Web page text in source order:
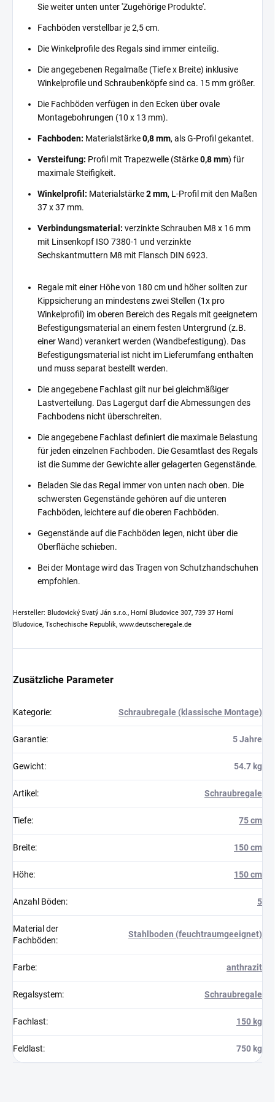
Sie weiter unten unter 'Zugehörige Produkte'.
Fachböden verstellbar je 2,5 cm.
Die Winkelprofile des Regals sind immer einteilig.
Die angegebenen Regalmaße (Tiefe x Breite) inklusive
Winkelprofile und Schraubenköpfe sind ca. 15 mm größer.
Die Fachböden verfügen in den Ecken über ovale
Montagebohrungen (10 x 13 mm).
Fachboden: Materialstärke0,8 mm, als G-Profil gekantet.
Versteifung: Profil mit Trapezwelle (Stärke0,8 mm) für
maximale Steifigkeit.
Winkelprofil: Materialstärke2 mm, L-Profil mit den Maßen
37 x 37 mm.
Verbindungsmaterial: verzinkte Schrauben M8 x 16 mm
mit Linsenkopf ISO 7380-1 und verzinkte
Sechskantmuttern M8 mit Flansch DIN 6923.
Regale mit einer Höhe von 180 cm und höher sollten zur
Kippsicherung an mindestens zwei Stellen (1x pro
Winkelprofil) im oberen Bereich des Regals mit geeignetem
Befestigungsmaterial an einem festen Untergrund (z.B.
einer Wand) verankert werden (Wandbefestigung). Das
Befestigungsmaterial ist nicht im Lieferumfang enthalten
und muss separat bestellt werden.
Die angegebene Fachlast gilt nur bei gleichmäßiger
Lastverteilung. Das Lagergut darf die Abmessungen des
Fachbodens nicht überschreiten.
Die angegebene Fachlast definiert die maximale Belastung
für jeden einzelnen Fachboden. Die Gesamtlast des Regals
ist die Summe der Gewichte aller gelagerten Gegenstände.
Beladen Sie das Regal immer von unten nach oben. Die
schwersten Gegenstände gehören auf die unteren
Fachböden, leichtere auf die oberen Fachböden.
Gegenstände auf die Fachböden legen, nicht über die
Oberfläche schieben.
Bei der Montage wird das Tragen von Schutzhandschuhen
empfohlen.
Hersteller: Bludovický Svatý Ján s.r.o., Horní Bludovice 307, 739 37 Horní
Bludovice, Tschechische Republik, www.deutscheregale.de
Zusätzliche Parameter
Kategorie: Schraubregale (klassische Montage)
Garantie: 5 Jahre
Gewicht: 54.7 kg
Artikel : Schraubregale
Tiefe: 75 cm
Breite: 150 cm
Höhe: 150 cm
Anzahl Böden: 5
Material der
Fachböden:
Stahlboden (feuchtraumgeeignet)
Farbe: anthrazit
Regalsystem: Schraubregale
Fachlast: 150 kg
Feldlast: 750 kg